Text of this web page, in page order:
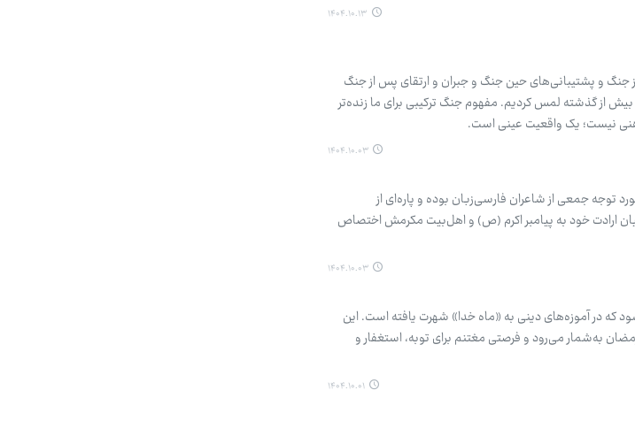
۱۴۰۴.۱۰.۱۳
از جنگ و پشتیبانی‌های حین جنگ و جبران و ارتقای پس از جنگ
از گذشته لمس کردیم. مفهوم جنگ ترکیبی برای ما زنده‌تر
نیست؛ یک واقعیت عینی است.
۱۴۰۴.۱۰.۰۳
توجه جمعی از شاعران فارسی‌زبان بوده و پاره‌ای از
ارادت خود به پیامبر اکرم (ص) و اهل‌بیت مکرمش اختصاص
۱۴۰۴.۱۰.۰۳
که در آموزه‌های دینی به «ماه خدا» شهرت یافته است. این
به‌شمار می‌رود و فرصتی مغتنم برای توبه، استغفار و
۱۴۰۴.۱۰.۰۱